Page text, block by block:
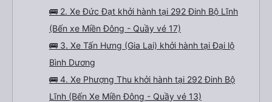
🚌 2. Xe Đức Đạt khởi hành tại 292 Đinh Bộ Lĩnh
(Bến xe Miền Đông - Quầy vé 17)
🚌 3. Xe Tấn Hưng (Gia Lai) khởi hành tại Đại lộ
Bình Dương
🚌 4. Xe Phượng Thu khởi hành tại 292 Đinh Bộ
Lĩnh (Bến Xe Miền Đông - Quầy vé 13)